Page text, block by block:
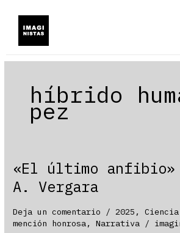
contenido
híbrido
pez
«El último anfibio»
A. Vergara
Deja un comentario /2025 ,
mención honrosa,Narrativa /